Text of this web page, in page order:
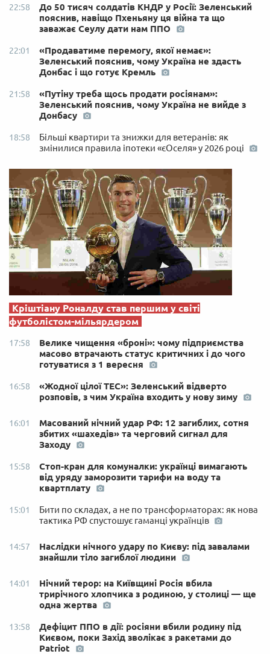
22:58
До 50 тисяч солдатів КНДР у Росії: Зеленський
пояснив, навіщо Пхеньяну ця війна та що
заважає Сеулу дати нам ППО
22:01
«Продаватиме перемогу, якої немає»:
Зеленський пояснив, чому Україна не здасть
Донбас і що готує Кремль
21:58
«Путіну треба щось продати росіянам»:
Зеленський пояснив, чому Україна не вийде з
Донбасу
18:58
Більші квартири та знижки для ветеранів: як
змінилися правила іпотеки «єОселя» у 2026 році
Кріштіану Роналду став першим у світі
футболістом-мільярдером
17:58
Велике чищення «броні»: чому підприємства
масово втрачають статус критичних і до чого
готуватися з 1 вересня
16:58
«Жодної цілої ТЕС»: Зеленський відверто
розповів, з чим Україна входить у нову зиму
16:01
Масований нічний удар РФ: 12 загиблих, сотня
збитих «шахедів» та черговий сигнал для
Заходу
15:58
Стоп-кран для комуналки: українці вимагають
від уряду заморозити тарифи на воду та
квартплату
15:01
Бити по складах, а не по трансформаторах: як нова
тактика РФ спустошує гаманці українців
14:57
Наслідки нічного удару по Києву: під завалами
знайшли тіло загиблої людини
14:01
Нічний терор: на Київщині Росія вбила
трирічного хлопчика з родиною, у столиці — ще
одна жертва
13:58
Дефіцит ППО в дії: росіяни вбили родину під
Києвом, поки Захід зволікає з ракетами до
Patriot